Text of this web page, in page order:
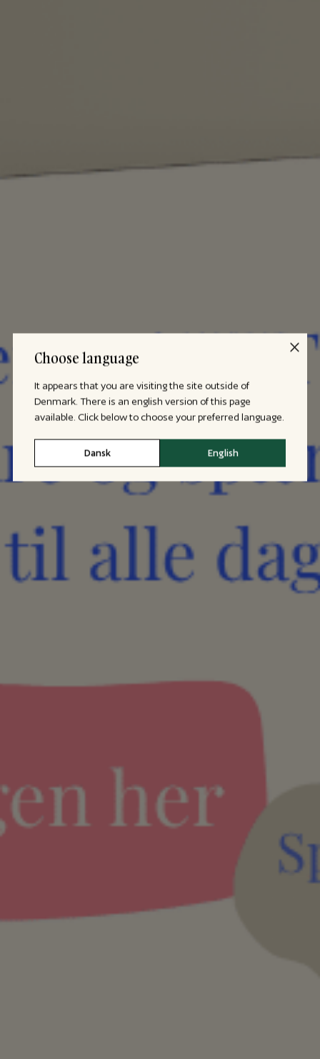
Choose language
It appears that you are visiting the site outside of
Denmark. There is an english version of this page
available. Click below to choose your preferred language.
Dansk English